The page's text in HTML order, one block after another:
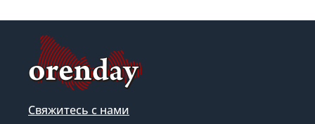
Свяжитесь с нами